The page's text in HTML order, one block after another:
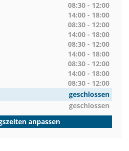
08:30 - 12:00
14:00 - 18:00
08:30 - 12:00
14:00 - 18:00
08:30 - 12:00
14:00 - 18:00
08:30 - 12:00
14:00 - 18:00
08:30 - 12:00
geschlossen
geschlossen
anpassen